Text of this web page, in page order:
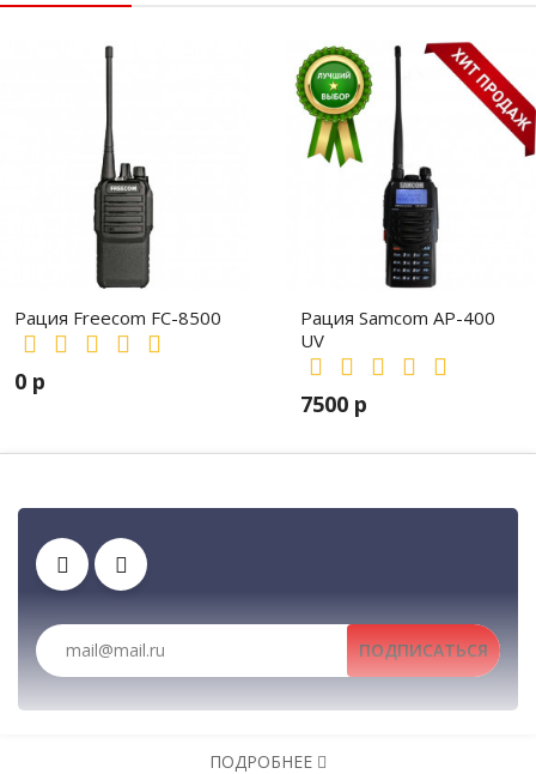
Рация Freecom FC-8500
0 р
Рация Samcom AP-400
UV
7500 р
Рации, радиостанции, рации для охоты и рыбалки, портативные
Аккумуляторы
Рации, радиостанции, рации для охоты и рыбалки, портативные
Автомобильные рации, автомобильные радиостанции,
ПОДПИСАТЬСЯ
ПОДРОБНЕЕ